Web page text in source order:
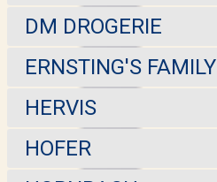
DM DROGERIE
ERNSTING'S FAMILY
HERVIS
HOFER